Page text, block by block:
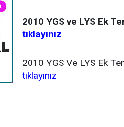
2010 YGS ve LYS Ek
tıklayınız
2010 YGS Ve LYS Ek
tıklayınız